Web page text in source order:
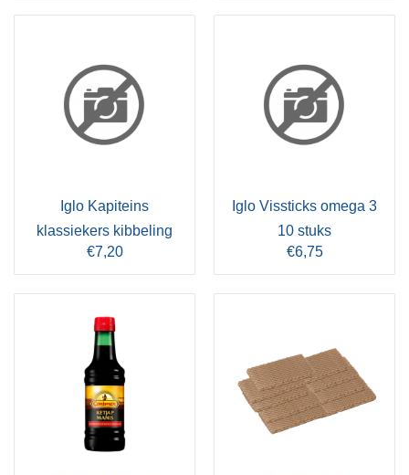
Iglo Kapiteins
klassiekers kibbeling
€7,20
Iglo Vissticks omega 3
10 stuks
€6,75